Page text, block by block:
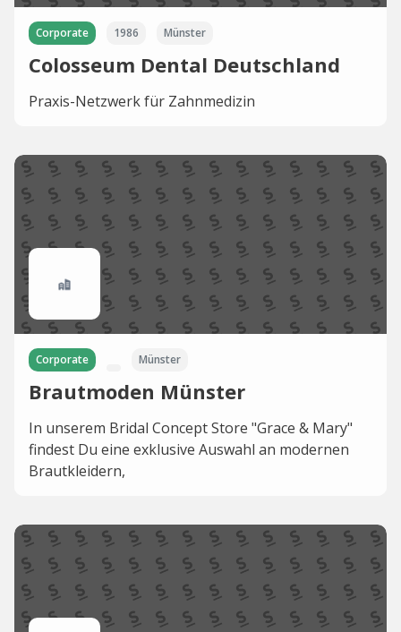
Corporate 1986 Münster
Colosseum Dental Deutschland
Praxis-Netzwerk für Zahnmedizin
Corporate Münster
Brautmoden Münster
In unserem Bridal Concept Store "Grace & Mary"
findest Du eine exklusive Auswahl an modernen
Brautkleidern,